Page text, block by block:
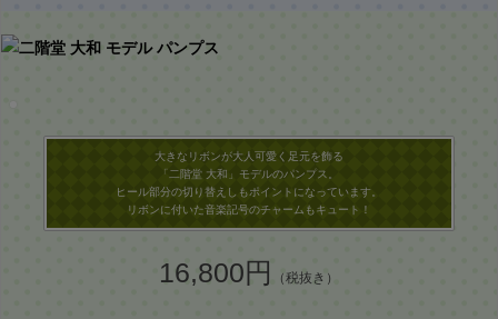
大きなリボンが大人可愛く足元を飾る
「二階堂 大和」モデルのパンプス。
ヒール部分の切り替えしもポイントになっています。
リボンに付いた音楽記号のチャームもキュート！
16,800円 （税抜き）